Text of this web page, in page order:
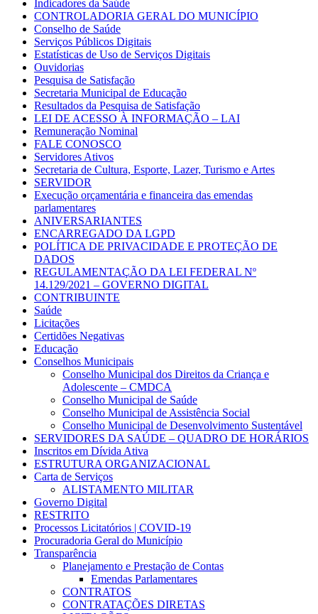
Indicadores da Saúde
CONTROLADORIA GERAL DO MUNICÍPIO
Conselho de Saúde
Serviços Públicos Digitais
Estatísticas de Uso de Serviços Digitais
Ouvidorias
Pesquisa de Satisfação
Secretaria Municipal de Educação
Resultados da Pesquisa de Satisfação
LEI DE ACESSO À INFORMAÇÃO – LAI
Remuneração Nominal
FALE CONOSCO
Servidores Ativos
Secretaria de Cultura, Esporte, Lazer, Turismo e Artes
SERVIDOR
Execução orçamentária e financeira das emendas
parlamentares
ANIVERSARIANTES
ENCARREGADO DA LGPD
POLÍTICA DE PRIVACIDADE E PROTEÇÃO DE
DADOS
REGULAMENTAÇÃO DA LEI FEDERAL Nº
14.129/2021 – GOVERNO DIGITAL
CONTRIBUINTE
Saúde
Licitações
Certidões Negativas
Educação
Conselhos Municipais
Conselho Municipal dos Direitos da Criança e
Adolescente – CMDCA
Conselho Municipal de Saúde
Conselho Municipal de Assistência Social
Conselho Municipal de Desenvolvimento Sustentável
SERVIDORES DA SAÚDE – QUADRO DE HORÁRIOS
Inscritos em Dívida Ativa
ESTRUTURA ORGANIZACIONAL
Carta de Serviços
ALISTAMENTO MILITAR
Governo Digital
RESTRITO
Processos Licitatórios | COVID-19
Procuradoria Geral do Município
Transparência
Planejamento e Prestação de Contas
Emendas Parlamentares
CONTRATOS
CONTRATAÇÕES DIRETAS